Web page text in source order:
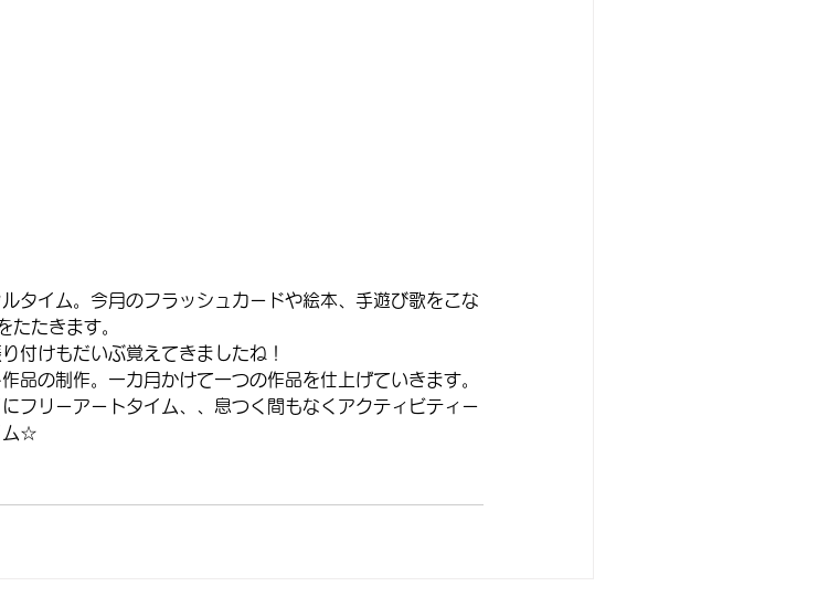
タイム。今月のフラッシュカードや絵本、手遊び歌をこな
たたきます。
付けもだいぶ覚えてきましたね！
品の制作。一カ月かけて一つの作品を仕上げていきます。
フリーアートタイム、、息つく間もなくアクティビティー
ム☆